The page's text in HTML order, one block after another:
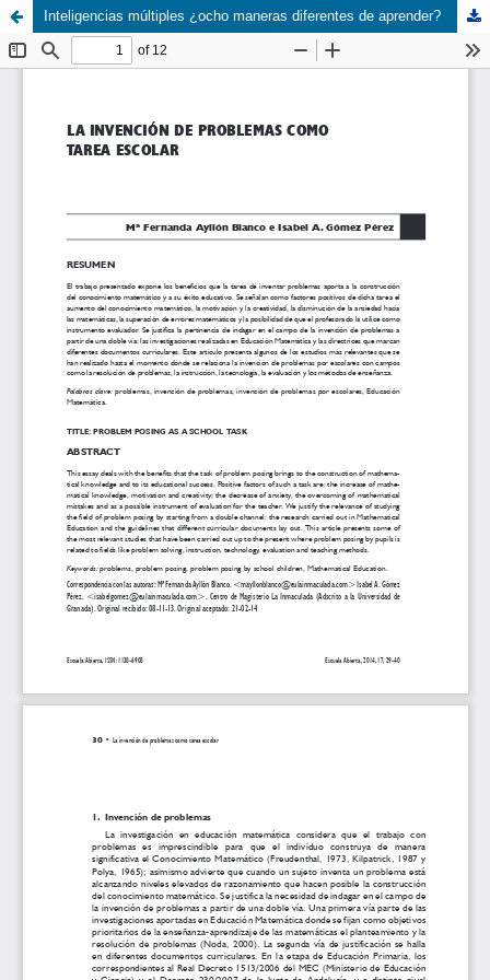
Inteligencias múltiples ¿ocho maneras diferentes de aprender?